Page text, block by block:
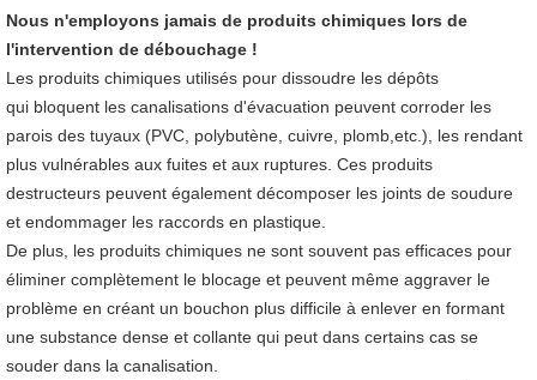
Nous n'employons jamais de produits chimiques lors de
l'intervention de débouchage !
Les produits chimiques utilisés pour dissoudre les dépôts
qui bloquent les canalisations d'évacuation peuvent corroder les
parois des tuyaux (PVC, polybutène, cuivre, plomb,etc.), les rendant
plus vulnérables aux fuites et aux ruptures. Ces produits
destructeurs peuvent également décomposer les joints de soudure
et endommager les raccords en plastique.
De plus, les produits chimiques ne sont souvent pas efficaces pour
éliminer complètement le blocage et peuvent même aggraver le
problème en créant un bouchon plus difficile à enlever en formant
une substance dense et collante qui peut dans certains cas se
souder dans la canalisation.